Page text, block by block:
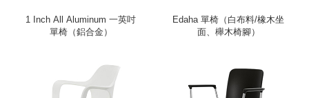
1 Inch All Aluminum 一英吋
單椅（鋁合金）
Edaha 單椅（白布料/橡木坐
面、櫸木椅腳）